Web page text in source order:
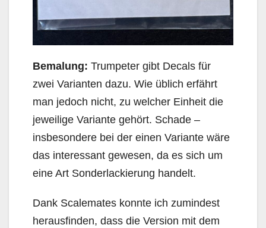
Bemalung: Trumpeter gibt Decals für
zwei Varianten dazu. Wie üblich erfährt
man jedoch nicht, zu welcher Einheit die
jeweilige Variante gehört. Schade –
insbesondere bei der einen Variante wäre
das interessant gewesen, da es sich um
eine Art Sonderlackierung handelt.
Dank Scalemates konnte ich zumindest
herausfinden, dass die Version mit dem